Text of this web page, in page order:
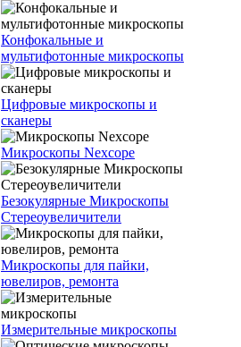
Конфокальные и
мультифотонные микроскопы
Цифровые микроскопы и
сканеры
Микроскопы Nexcope
Безокулярные Микроскопы
Стереоувеличители
Микроскопы для пайки,
ювелиров, ремонта
Измерительные микроскопы